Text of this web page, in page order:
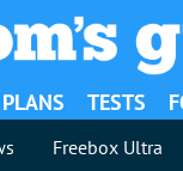
TESTS
Freebox Ultra